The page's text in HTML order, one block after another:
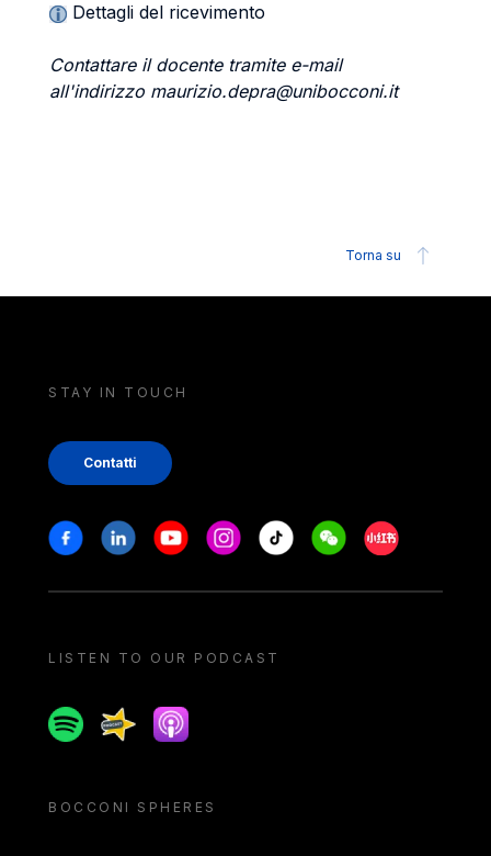
Dettagli del ricevimento
Contattare il docente tramite e-mail
all'indirizzo maurizio.depra@unibocconi.it
Torna su
STAY IN TOUCH
Contatti
Stay in touch
FacebookLinkedinYoutubeInstagram
Tiktok WeechatXiaohongshu/
LISTEN TO OUR PODCAST
SpotifySpreakerApple podcast
BOCCONI SPHERES